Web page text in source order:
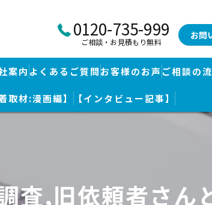
0120-735-999
ご相談・お見積もり無料
お問
案内
岡市博多区福岡空港前本部
大手門事務所
社｜西鉄久留米駅より徒歩圏内｜分厚い証拠満載報
よくあるご質問お客様のお声 ご相談の
取材:漫画編】 【インタビュー記事】
査,旧依頼者さん